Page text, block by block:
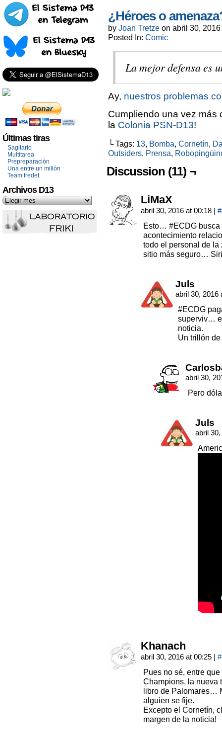
Últimas tiras
Sagitario
Multitarea
Prepreparación
Una entre un millón
Team fredet
Archivos D13
¿Héroes o
by Joan Tretze on abril 30, 2016
Posted In: Comic
La mejor defensa es
Ay, nuestros problemas
Cumpliendo una vez más
la Colonia PSN-D13!
└ Tags: 13, Bomba, Cornetín,
Outsiders, Prensa,
Discussion (11) ¬
LiMaX
abril 30, 2016 at 00:18 | #
Esto… #ECDG busca
acontecimiento
todo el personal de
sitio más seguro…
Juls
abril 30, 2016
#ECDG
superviv…
noticia.
Un trillón
abril 30,
Pero
Juls
abril
Khanach
abril 30, 2016 at 00:25 | #
Pues no sé, entre
Champions, la nueva
libro de Palomares…
alguien se fije.
Excepto el Cornetín,
margen de la noticia!